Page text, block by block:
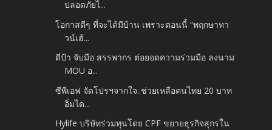
ปลอดภัยไ...
โอกาสดีๆ ที่จะได้มีบ้าน เพราะตอนนี้ “พฤกษาทา
วน์เฮ้...
ดีป้า จับมือ สรรพากร ต่อยอดความร่วมมือ ลงนาม
MOU อ...
ซีพีเอฟ จัดโปรฯจากใจ..ช่วยเหลือคนไทย 20 บาท
อิ่มได...
Hylife บริษัทร่วมทุนโดย CPF ขยายธุรกิจสุกรใน